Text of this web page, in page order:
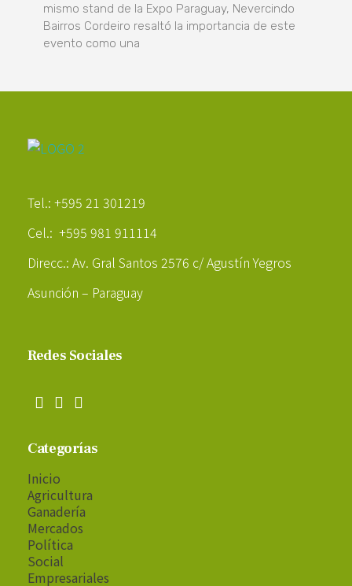
mismo stand de la Expo Paraguay, Nevercindo
Bairros Cordeiro resaltó la importancia de este
evento como una
Tel.: +595 21 301219
Cel.: +595 981 911114
Direcc.: Av. Gral Santos 2576 c/ Agustín Yegros
Asunción – Paraguay
Redes Sociales
Categorías
Inicio
Agricultura
Ganadería
Mercados
Política
Social
Empresariales